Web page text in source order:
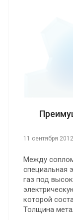
11 сентября 2012
Между
специальная
газ под
которой
Толщина